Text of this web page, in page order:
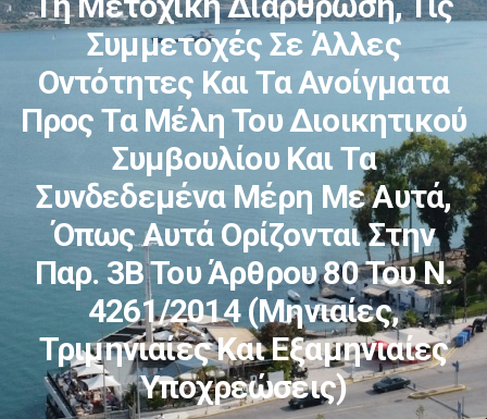
Συμμετοχές Σε Άλλες
Οντότητες Και Τα Ανοίγματα
Προς Τα Μέλη Του Διοικητικού
Συμβουλίου Και Τα
Συνδεδεμένα Μέρη Με Αυτά,
Όπως Αυτά Ορίζονται Στην
Παρ. 3Β Του Άρθρου 80 Του Ν.
4261/2014 (μηνιαίες,
Τριμηνιαίες Και Εξαμηνιαίες
Υποχρεώσεις)